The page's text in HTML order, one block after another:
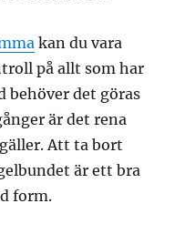
kan du vara
på allt som har
behöver det göras
är det rena
Att ta bort
är ett bra
form.